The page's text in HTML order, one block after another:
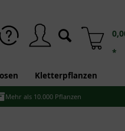
*
Kletterpflanzen
Mehr als 10.000 Pflanzen